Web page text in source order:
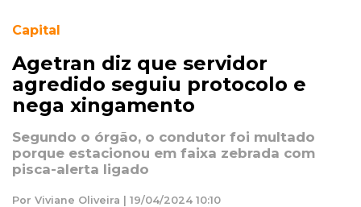
Capital
Agetran diz que servidor
agredido seguiu protocolo e
nega xingamento
Segundo o órgão, o condutor foi multado
porque estacionou em faixa zebrada com
pisca-alerta ligado
Por Viviane Oliveira | 19/04/2024 10:10